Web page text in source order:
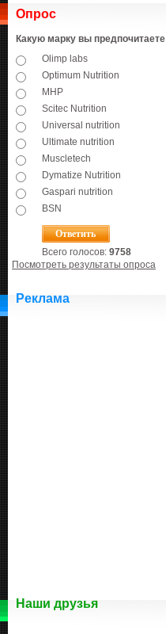
Опрос
Какую марку вы предпочитаете
Olimp labs
Optimum Nutrition
MHP
Scitec Nutrition
Universal nutrition
Ultimate nutrition
Muscletech
Dymatize Nutrition
Gaspari nutrition
BSN
Всего голосов: 9758
Посмотреть результаты опроса
Реклама
Наши друзья